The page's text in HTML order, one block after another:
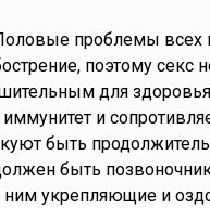
проблемы всех
поэтому секс
для
иммунитет и
быть
быть
ним укрепляющие и